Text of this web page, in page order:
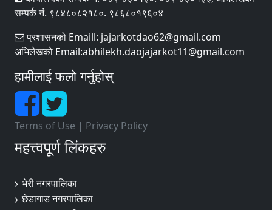
सम्पर्क नं. ९८४८०८२१८०. ९८६८०१९६०४
प्रशासनको Emaill: jajarkotdao62@gmail.com
अभिलेखको Email:abhilekh.daojajarkot11@gmail.com
हामीलाई फलो गर्नुहोस्
Terms of Use | Privacy Policy
महत्त्वपूर्ण लिंकहरु
भेरी नगरपालिका
छेडागाड नगरपालिका